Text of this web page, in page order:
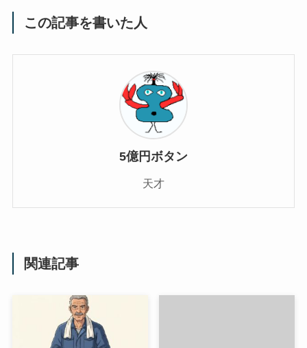
この記事を書いた人
5億円ボタン
天才
関連記事